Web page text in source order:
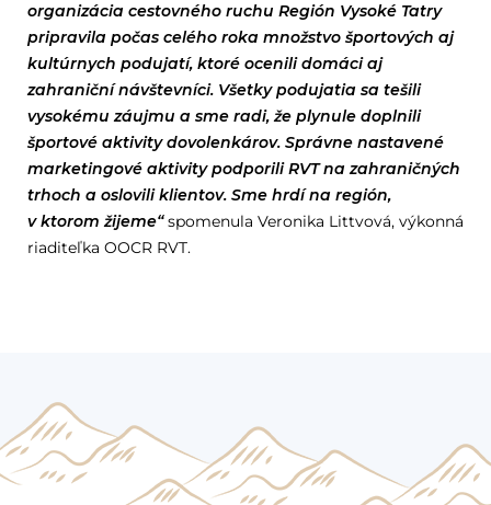
organizácia cestovného ruchu Región Vysoké Tatry
pripravila počas celého roka množstvo športových aj
kultúrnych podujatí, ktoré ocenili domáci aj
zahraniční návštevníci. Všetky podujatia sa tešili
vysokému záujmu a sme radi, že plynule doplnili
športové aktivity dovolenkárov. Správne nastavené
marketingové aktivity podporili RVT na zahraničných
trhoch a oslovili klientov. Sme hrdí na región,
v ktorom žijeme“spomenula Veronika Littvová, výkonná
riaditeľka OOCR RVT.